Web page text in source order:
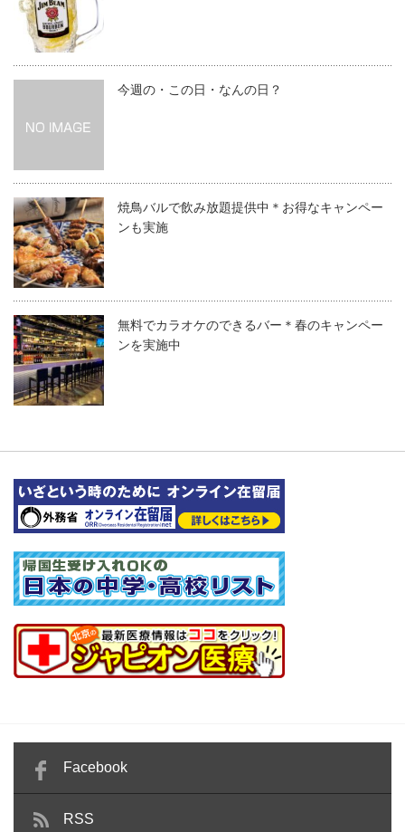
今週の・この日・なんの日？
焼鳥バルで飲み放題提供中＊お得なキャンペー
ンも実施
無料でカラオケのできるバー＊春のキャンペー
ンを実施中
Facebook
RSS